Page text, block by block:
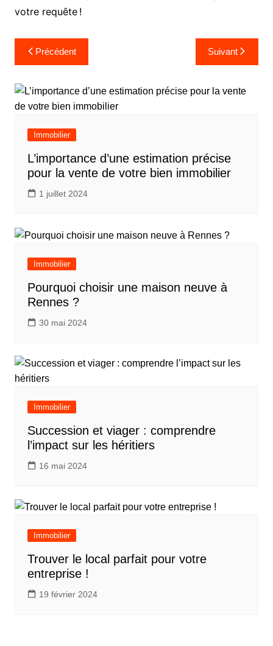
votre requête !
Navigation
de
l’article
Précédent Suivant
Immobilier
L’importance d’une estimation précise
pour la vente de votre bien immobilier
1 juillet 2024
Immobilier
Pourquoi choisir une maison neuve à
Rennes ?
30 mai 2024
Immobilier
Succession et viager : comprendre
l’impact sur les héritiers
16 mai 2024
Immobilier
Trouver le local parfait pour votre
entreprise !
19 février 2024